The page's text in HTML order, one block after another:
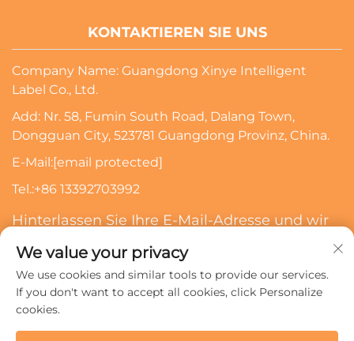
KONTAKTIEREN SIE UNS
Company Name: Guangdong Xinye Intelligent
Label Co., Ltd.
Add: Nr. 58, Fumin South Road, Dalang Town,
Dongguan City, 523781 Guangdong Provinz, China.
E-Mail:[email protected]
Tel.:+86 13392703992
Hinterlassen Sie Ihre E-Mail-Adresse und wir
Abonnieren
We value your privacy
We use cookies and similar tools to provide our services.
If you don't want to accept all cookies, click Personalize
cookies.